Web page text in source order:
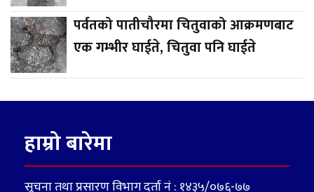
पर्वतको पातीचौरमा चितुवाको आक्रमणबाट
एक गम्भीर घाईते, चितुवा पनि घाईते
हाम्रो बारेमा
सूचना तथा प्रसारण विभाग दर्ता नं : १४३५/०७६-७७